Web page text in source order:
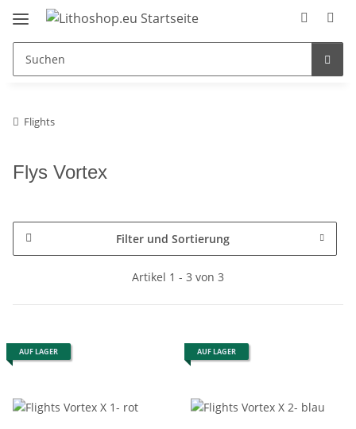
Flights
Flys Vortex
Filter und Sortierung
Artikel 1 - 3 von 3
AUF LAGER AUF LAGER